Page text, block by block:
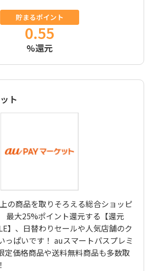
貯まるポイント
0.55
%還元
ト
の商品を取りそろえる総合ショッピ
最大25%ポイント還元する【還元
】、日替わりセールや人気店舗のク
っぱいです！ auスマートパスプレミ
定価格商品や送料無料商品も多数取